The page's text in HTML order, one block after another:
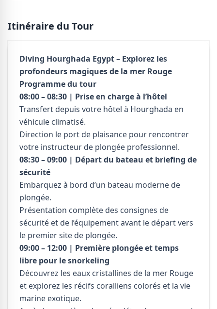
Itinéraire du Tour
Diving Hourghada Egypt – Explorez les
profondeurs magiques de la mer Rouge
Programme du tour
08:00 – 08:30 | Prise en charge à l’hôtel
Transfert depuis votre hôtel à Hourghada en
véhicule climatisé.
Direction le port de plaisance pour rencontrer
votre instructeur de plongée professionnel.
08:30 – 09:00 | Départ du bateau et briefing de
sécurité
Embarquez à bord d’un bateau moderne de
plongée.
Présentation complète des consignes de
sécurité et de l’équipement avant le départ vers
le premier site de plongée.
09:00 – 12:00 | Première plongée et temps
libre pour le snorkeling
Découvrez les eaux cristallines de la mer Rouge
et explorez les récifs coralliens colorés et la vie
marine exotique.